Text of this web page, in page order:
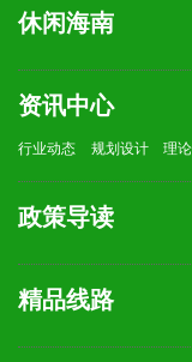
休闲海南
资讯中心
行业动态 规划设计 理
政策导读
精品线路